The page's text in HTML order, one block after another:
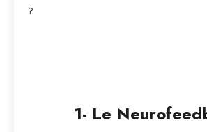
?
1- Le